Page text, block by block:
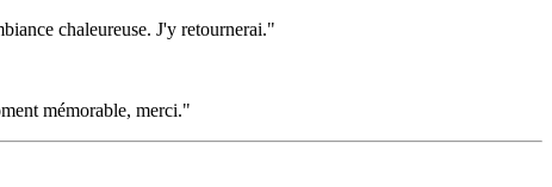
chaleureuse. J'y retournerai."
mémorable, merci."